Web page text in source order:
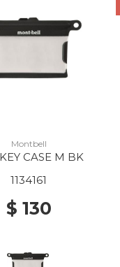
Montbell
CASE M BK
1134161
$ 130